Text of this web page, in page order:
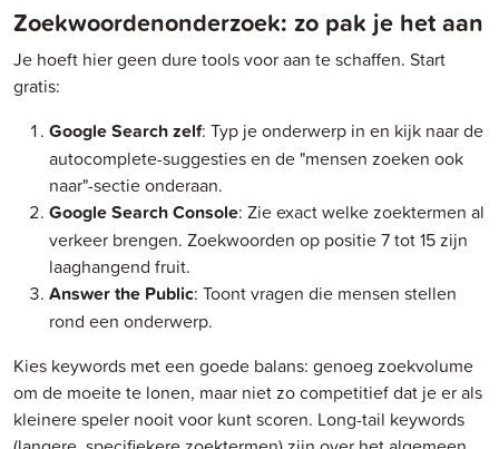
Zoekwoordenonderzoek: zo pak je het aan
Je hoeft hier geen dure tools voor aan te schaffen. Start
gratis:
Google Search zelf: Typ je onderwerp in en kijk naar de
autocomplete-suggesties en de "mensen zoeken ook
naar"-sectie onderaan.
Google Search Console: Zie exact welke zoektermen al
verkeer brengen. Zoekwoorden op positie 7 tot 15 zijn
laaghangend fruit.
Answer the Public: Toont vragen die mensen stellen
rond een onderwerp.
Kies keywords met een goede balans: genoeg zoekvolume
om de moeite te lonen, maar niet zo competitief dat je er als
kleinere speler nooit voor kunt scoren. Long-tail keywords